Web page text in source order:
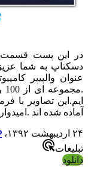
دسکتاپ به شما
عنوان والپیپر
آماده شده اند
۲۴ اردیبهشت ۱۳۹۲،‏ ۰:۰۹
تبلیغات
دانلود